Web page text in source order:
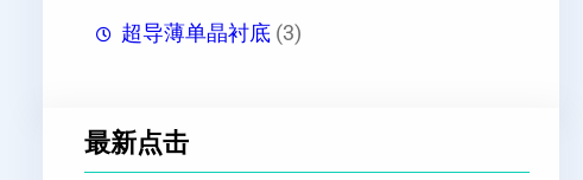
超导薄单晶衬底 (3)
最新点击